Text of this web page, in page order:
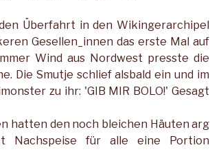
Überfahrt in den Wikingerarchipel
Gesellen_innen das erste Mal auf
Wind aus Nordwest presste die
Die Smutje schlief alsbald ein und im
zu ihr: 'GIB MIR BOLO!' Gesagt
hatten den noch bleichen Häuten arg
Nachspeise für alle eine Portion